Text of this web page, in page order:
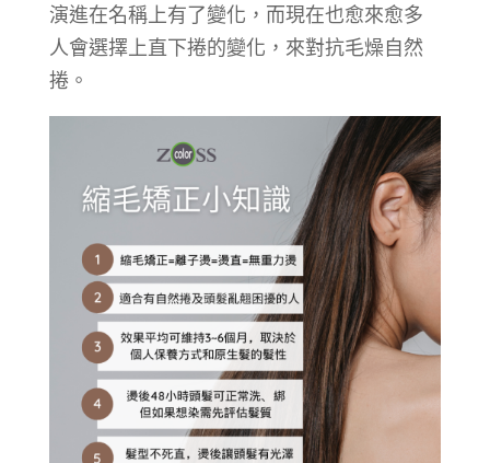
演進在名稱上有了變化，而現在也愈來愈多
人會選擇上直下捲的變化，來對抗毛燥自然
捲。